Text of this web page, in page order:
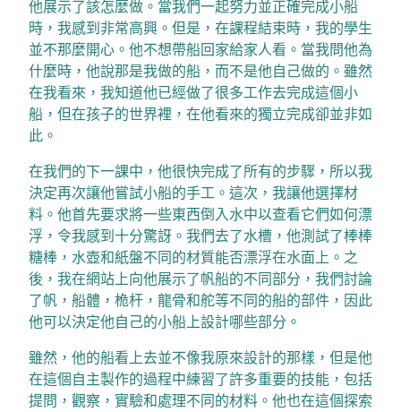
他展示了該怎麼做。當我們一起努力並正確完成小船
時，我感到非常高興。但是，在課程結束時，我的學生
並不那麼開心。他不想帶船回家給家人看。當我問他為
什麼時，他說那是我做的船，而不是他自己做的。雖然
在我看來，我知道他已經做了很多工作去完成這個小
船，但在孩子的世界裡，在他看來的獨立完成卻並非如
此。
在我們的下一課中，他很快完成了所有的步驟，所以我
決定再次讓他嘗試小船的手工。這次，我讓他選擇材
料。他首先要求將一些東西倒入水中以查看它們如何漂
浮，令我感到十分驚訝。我們去了水槽，他測試了棒棒
糖棒，水壺和紙盤不同的材質能否漂浮在水面上。之
後，我在網站上向他展示了帆船的不同部分，我們討論
了帆，船體，桅杆，龍骨和舵等不同的船的部件，因此
他可以決定他自己的小船上設計哪些部分。
雖然，他的船看上去並不像我原來設計的那樣，但是他
在這個自主製作的過程中練習了許多重要的技能，包括
提問，觀察，實驗和處理不同的材料。他也在這個探索